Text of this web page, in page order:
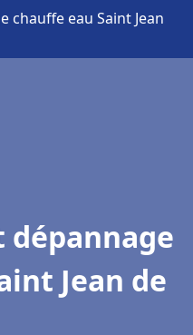
chauffe eau Saint Jean
Jean de